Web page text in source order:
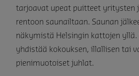
tarjoavat upeat puitteet yritysten
rentoon saunailtaan. Saunan
näkymistä Helsingin kattojen yllä.
yhdistää kokouksen, illallisen tai
pienimuotoiset juhlat.